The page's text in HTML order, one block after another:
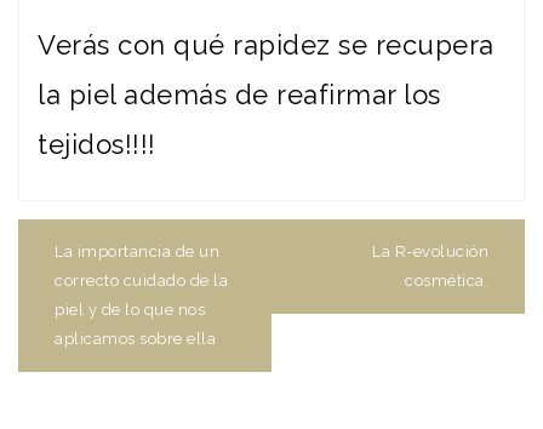
Verás con qué rapidez se recupera
la piel además de reafirmar los
tejidos!!!!
entradas
La importancia de un
correcto cuidado de la
piel y de lo que nos
aplicamos sobre ella
La R-evolución
cosmética.